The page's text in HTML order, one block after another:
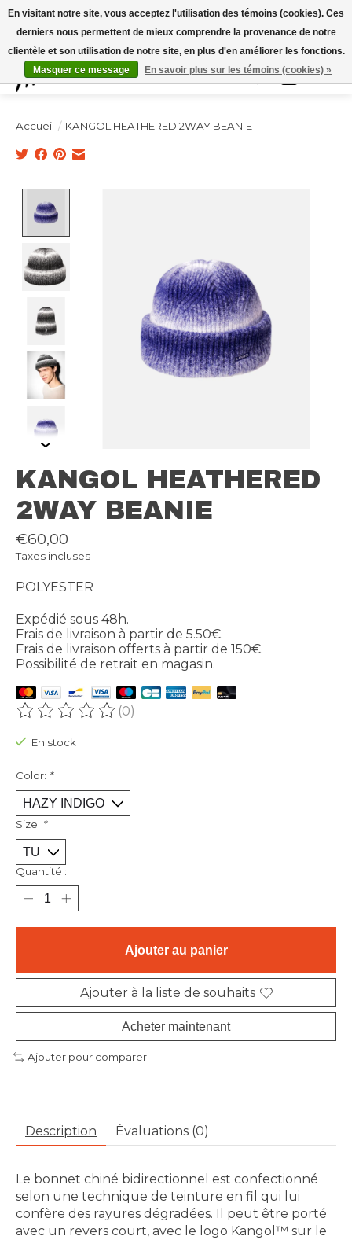
Expédition sous 48h / Livraison gratuite dès 150€ d'achats / -10% avec le code
"4MILKZOO"
Liste de
Panier
Accueil / KANGOL HEATHERED 2WAY BEANIE
KANGOL HEATHERED
2WAY BEANIE
€60,00
Taxes incluses
POLYESTER
Expédié sous 48h.
Frais de livraison à partir de 5.50€.
Frais de livraison offerts à partir de 150€.
Possibilité de retrait en magasin.
Ce produit est évalué à
(0)
En stock
Color: *
Size: *
Quantité :
Ajouter au panier
Ajouter à la liste de souhaits
Acheter maintenant
Ajouter pour comparer
Description Évaluations (0)
Le bonnet chiné bidirectionnel est confectionné
selon une technique de teinture en fil qui lui
confère des rayures dégradées. Il peut être porté
avec un revers court, avec le logo Kangol™ sur le
En visitant notre site, vous acceptez l'utilisation des témoins (cookies). Ces
derniers nous permettent de mieux comprendre la provenance de notre
clientèle et son utilisation de notre site, en plus d'en améliorer les fonctions.
Masquer ce message
En savoir plus sur les témoins (cookies) »